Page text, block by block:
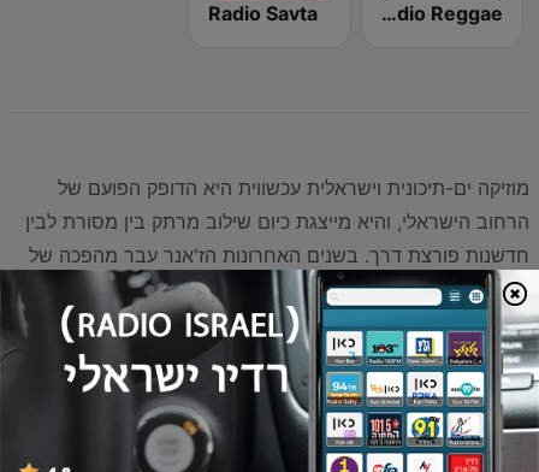
Joint Radio Reggae
Radio Savta
מוזיקה ים-תיכונית וישראלית עכשווית היא הדופק הפועם של
הרחוב הישראלי, והיא מייצגת כיום שילוב מרתק בין מסורת לבין
חדשנות פורצת דרך. בשנים האחרונות הז'אנר עבר מהפכה של
ממש, כאשר הצלילים המוכרים מהבית התמזגו עם השפעות של
פופ מודרני, טראפ, ודאנס אלקטרוני. התוצאה היא פסקול אנרגטי,
סוחף ובלתי מתפשר שמשתלט על המצעדים ועל רחבות
הריקודים בכל רחבי הארץ. השירים המובילים כיום משקפים
בדיוק את האנרגיה הזו – מוזיקה שלא מאפשרת למאזינים להישאר
אדישים ומזמינה אותם להיות חלק מחגיגה ישראלית אמיתית.